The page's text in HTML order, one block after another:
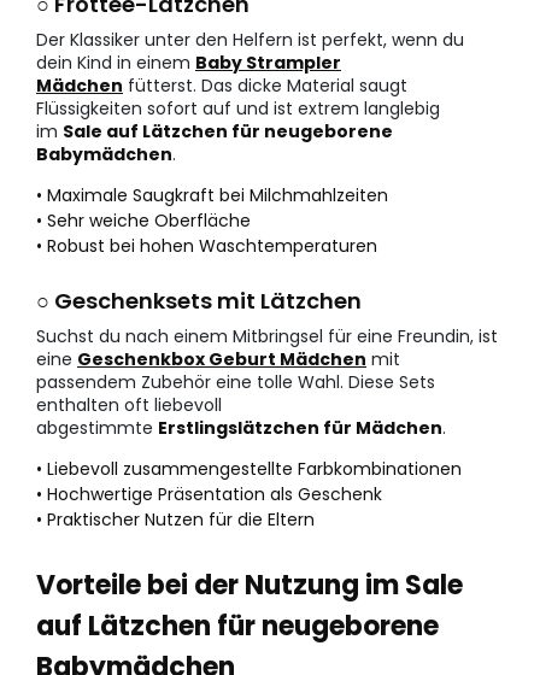
Der Klassiker unter den Helfern ist perfekt, wenn du
dein Kind in einem Baby Strampler
Mädchen fütterst. Das dicke Material saugt
Flüssigkeiten sofort auf und ist extrem langlebig
im Sale auf Lätzchen für neugeborene
Babymädchen.
• Maximale Saugkraft bei Milchmahlzeiten
• Sehr weiche Oberfläche
• Robust bei hohen Waschtemperaturen
○ Geschenksets mit Lätzchen
Suchst du nach einem Mitbringsel für eine Freundin, ist
eine Geschenkbox Geburt Mädchen mit
passendem Zubehör eine tolle Wahl. Diese Sets
enthalten oft liebevoll
abgestimmte Erstlingslätzchen für Mädchen.
• Liebevoll zusammengestellte Farbkombinationen
• Hochwertige Präsentation als Geschenk
• Praktischer Nutzen für die Eltern
Vorteile bei der Nutzung im Sale
auf Lätzchen für neugeborene
Babymädchen